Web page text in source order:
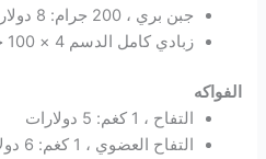
جبن بري ، 200 جرام: 8 دولارات
زبادي كامل الدسم 4 × 100 جرام: 4 دولارات
الفواكه
التفاح ، 1 كغم: 5 دولارات
التفاح العضوي ، 1 كغم: 6 دولارات